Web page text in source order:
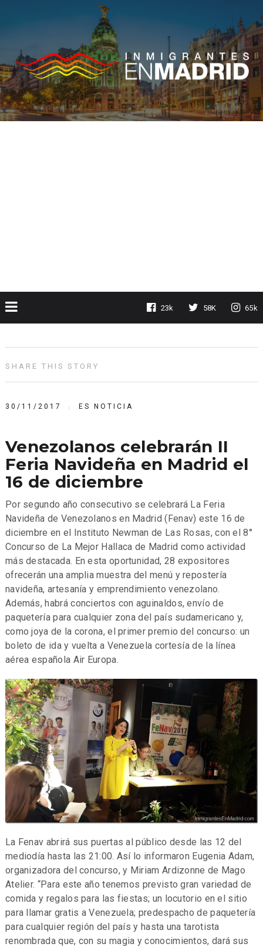
23k 58K 65k
SHARE THIS STORY
30/11/2017 ES NOTICIA
Venezolanos celebrarán II
Feria Navideña en Madrid el
16 de diciembre
Por segundo año consecutivo se celebrará La Feria
Navideña de Venezolanos en Madrid (Fenav) este 16 de
diciembre en el Instituto Newman de Las Rosas, con el 8°
Concurso de La Mejor Hallaca de Madrid como actividad
más destacada. En esta oportunidad, 28 expositores
ofrecerán una amplia muestra del menú y repostería
navideña, artesanía y emprendimiento venezolano.
Además, habrá conciertos con aguinaldos, envío de
paquetería para cualquier zona del país sudamericano y,
como joya de la corona, el primer premio del concurso: un
boleto de ida y vuelta a Venezuela cortesía de la línea
aérea española Air Europa.
La Fenav abrirá sus puertas al público desde las 12 del
mediodía hasta las 21:00. Así lo informaron Eugenia Adam,
organizadora del concurso, y Miriam Ardizonne de Mago
Atelier. “Para este año tenemos previsto gran variedad de
comida y regalos para las fiestas; un locutorio en el sitio
para llamar gratis a Venezuela; predespacho de paquetería
para cualquier región del país y hasta una tarotista
renombrada que, con su magia y conocimientos, dará sus